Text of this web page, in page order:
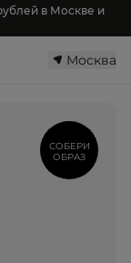
в Москве и
Москва
СОБЕРИ
ОБРАЗ